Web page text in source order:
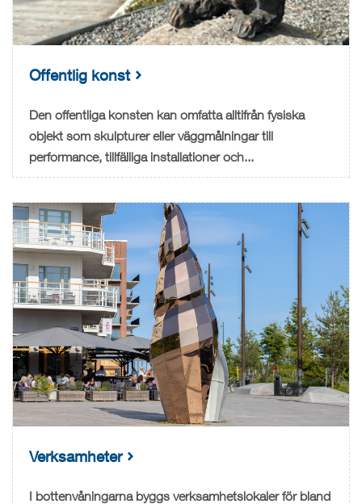
Offentlig konst
Den offentliga konsten kan omfatta alltifrån fysiska
objekt som skulpturer eller väggmålningar till
performance, tillfälliga installationer och...
Verksamheter
I bottenvåningarna byggs verksamhetslokaler för bland